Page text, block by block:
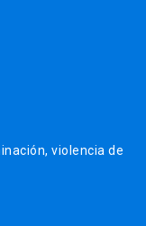
violencia de